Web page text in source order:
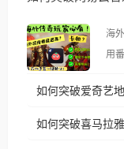
像
仅能在
使
台
海
用番茄
播放”的提
国
如何突破爱奇艺
如何突破喜马拉